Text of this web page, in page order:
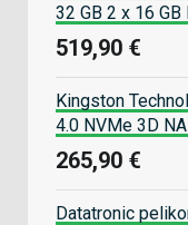
32 GB 2 x 16 GB
519,90 €
Kingston
4.0 NVMe 3D
265,90 €
Datatronic